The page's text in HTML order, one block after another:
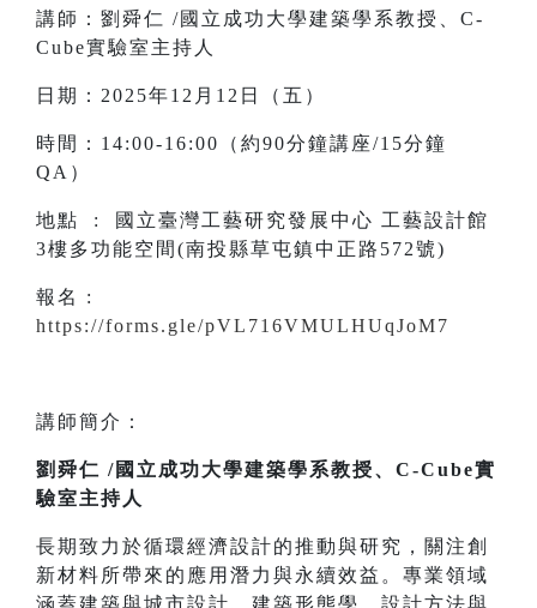
講師：劉舜仁 /國立成功大學建築學系教授、C-
Cube實驗室主持人
日期：2025年12月12日（五）
時間：14:00-16:00（約90分鐘講座/15分鐘
QA）
地點 : 國立臺灣工藝研究發展中心 工藝設計館
3樓多功能空間(南投縣草屯鎮中正路572號)
報名 :
https://forms.gle/pVL716VMULHUqJoM7
講師簡介：
劉舜仁 /國立成功大學建築學系教授、C-Cube實
驗室主持人
長期致力於循環經濟設計的推動與研究，關注創
新材料所帶來的應用潛力與永續效益。專業領域